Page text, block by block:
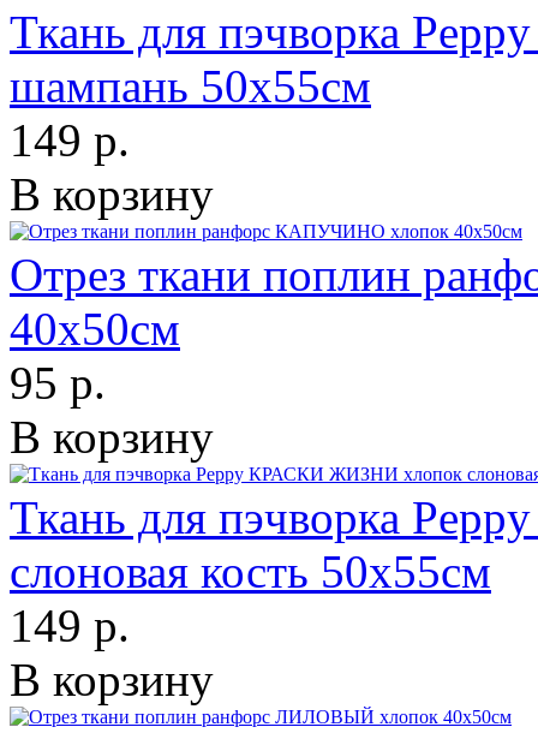
Ткань для пэчворка
шампань 50х55см
149 р.
В корзину
Отрез ткани поплин
40х50см
95 р.
В корзину
Ткань для пэчворка
слоновая кость 50х55см
149 р.
В корзину